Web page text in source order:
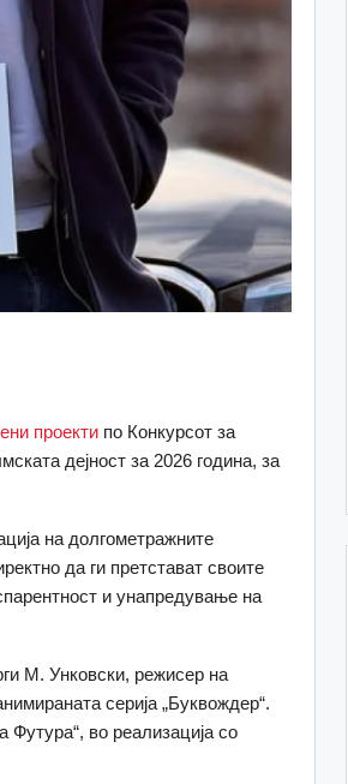
проекти по Конкурсот за
дејност за 2026 година, за
на долгометражните
да ги претстават своите
и унапредување на
М. Унковски, режисер на
серија „Буквождер“.
во реализација со